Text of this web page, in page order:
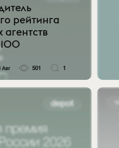
рейтинга
Авг 501 1